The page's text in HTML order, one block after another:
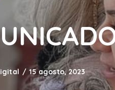
15 agosto, 2023